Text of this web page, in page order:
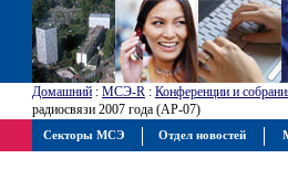
Домашний : МСЭ-R : Конференции и
радиосвязи 2007 года (АР-07)
Секторы МСЭ Отдел новостей